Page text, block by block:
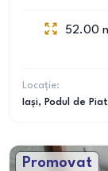
52.00
Locație:
Iași, Podul de
Promovat